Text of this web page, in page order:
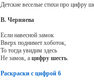
Детские веселые стихи про цифру
В. Черняева
Если навесной замок
Вверх поднимет хоботок,
То тогда увидим здесь
Не замок, а цифру шесть.
Раскраски с цифрой 6